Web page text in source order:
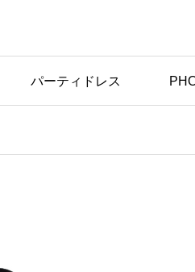
パーティドレス